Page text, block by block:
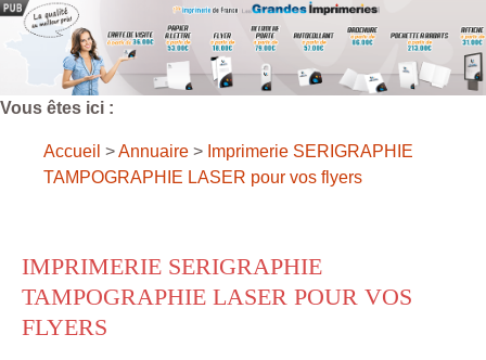
Vous êtes ici :
Accueil >Annuaire > Imprimerie SERIGRAPHIE
TAMPOGRAPHIE LASER pour vos flyers
IMPRIMERIE SERIGRAPHIE
TAMPOGRAPHIE LASER POUR VOS
FLYERS